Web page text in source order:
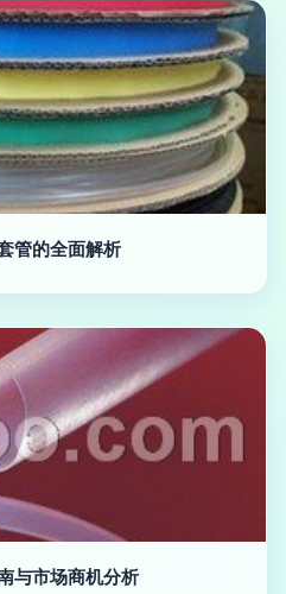
管的全面解析
与市场商机分析